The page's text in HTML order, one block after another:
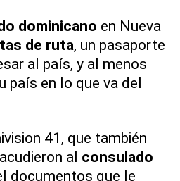
dominicano en Nueva
de ruta, un pasaporte
al país, y al menos
país en lo que va del
41, que también
al consulado
documentos que le